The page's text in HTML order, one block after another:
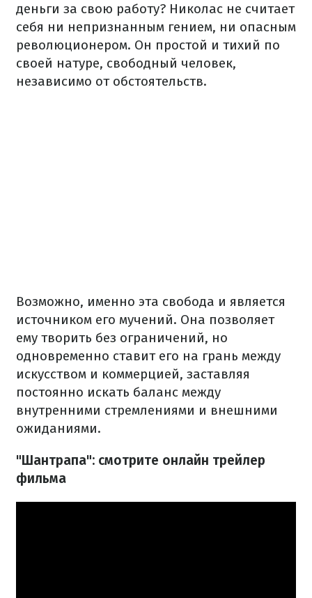
деньги за свою работу? Николас не считает
себя ни непризнанным гением, ни опасным
революционером. Он простой и тихий по
своей натуре, свободный человек,
независимо от обстоятельств.
Возможно, именно эта свобода и является
источником его мучений. Она позволяет
ему творить без ограничений, но
одновременно ставит его на грань между
искусством и коммерцией, заставляя
постоянно искать баланс между
внутренними стремлениями и внешними
ожиданиями.
"Шантрапа": смотрите онлайн трейлер
фильма